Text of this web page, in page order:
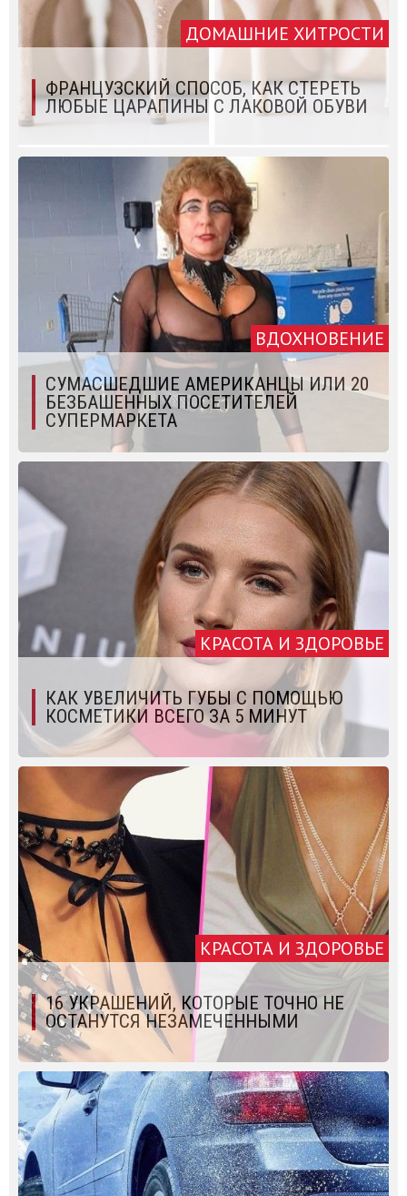
ДОМАШНИЕ ХИТРОСТИ
ФРАНЦУЗСКИЙ СПОСОБ, КАК СТЕРЕТЬ
ЛЮБЫЕ ЦАРАПИНЫ С ЛАКОВОЙ ОБУВИ
ВДОХНОВЕНИЕ
СУМАСШЕДШИЕ АМЕРИКАНЦЫ ИЛИ 20
БЕЗБАШЕННЫХ ПОСЕТИТЕЛЕЙ
СУПЕРМАРКЕТА
КРАСОТА И ЗДОРОВЬЕ
КАК УВЕЛИЧИТЬ ГУБЫ С ПОМОЩЬЮ
КОСМЕТИКИ ВСЕГО ЗА 5 МИНУТ
КРАСОТА И ЗДОРОВЬЕ
16 УКРАШЕНИЙ, КОТОРЫЕ ТОЧНО НЕ
ОСТАНУТСЯ НЕЗАМЕЧЕННЫМИ